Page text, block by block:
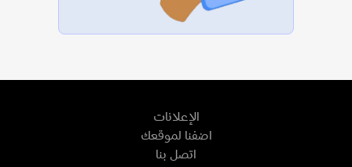
الإعلانات
اضفنا لموقعك
اتصل بنا